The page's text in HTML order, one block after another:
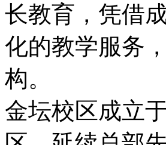
长教育，凭借
化的教学服务
构。
金坛校区成立